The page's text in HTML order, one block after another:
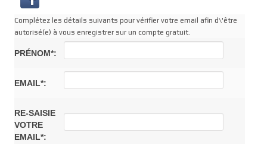
Complétez les détails suivants pour vérifier votre email afin d\'être
autorisé(e) à vous enregistrer sur un compte gratuit.
PRÉNOM*:
EMAIL*:
RE-SAISIE
VOTRE
EMAIL*: